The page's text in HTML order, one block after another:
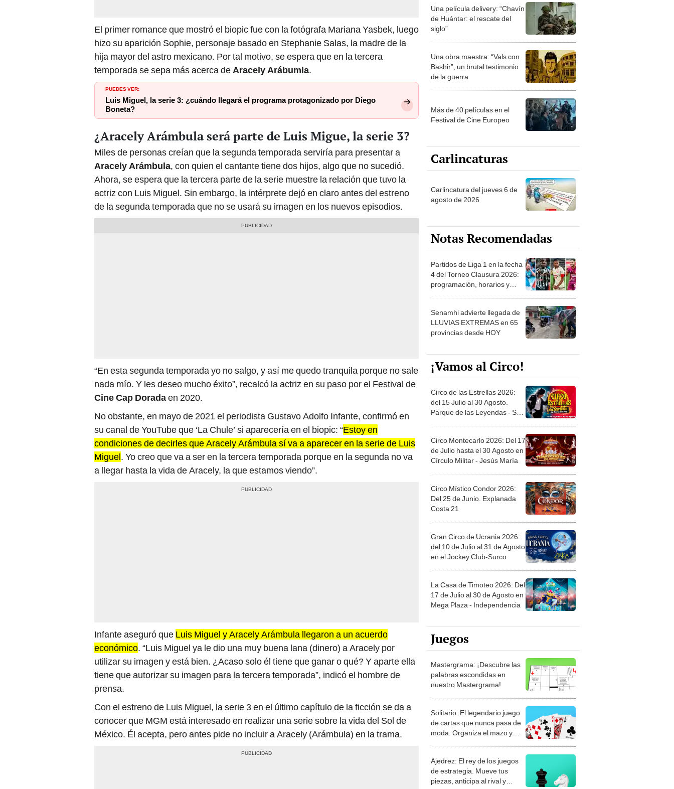
El primer romance que mostró el biopic fue con la fotógrafa Mariana Yasbek, luego
hizo su aparición Sophie, personaje basado en Stephanie Salas, la madre de la
hija mayor del astro mexicano. Por tal motivo, se espera que en la tercera
temporada se sepa más acerca de Aracely Arábumla.
PUEDES VER:
Luis Miguel, la serie 3: ¿cuándo llegará el programa protagonizado por Diego
Boneta?
¿Aracely Arámbula será parte de Luis Migue, la serie 3?
Miles de personas creían que la segunda temporada serviría para presentar a
Aracely Arámbula, con quien el cantante tiene dos hijos, algo que no sucedió.
Ahora, se espera que la tercera parte de la serie muestre la relación que tuvo la
actriz con Luis Miguel. Sin embargo, la intérprete dejó en claro antes del estreno
de la segunda temporada que no se usará su imagen en los nuevos episodios.
“En esta segunda temporada yo no salgo, y así me quedo tranquila porque no sale
nada mío. Y les deseo mucho éxito”, recalcó la actriz en su paso por el Festival de
Cine Cap Doradaen 2020.
No obstante, en mayo de 2021 el periodista Gustavo Adolfo Infante, confirmó en
su canal de YouTube que ‘La Chule’ si aparecería en el biopic: “Estoy en
condiciones de decirles que Aracely Arámbula sí va a aparecer en la serie de Luis
Miguel. Yo creo que va a ser en la tercera temporada porque en la segunda no va
a llegar hasta la vida de Aracely, la que estamos viendo”.
Infante aseguró que Luis Miguel y Aracely Arámbula llegaron a un acuerdo
económico. “Luis Miguel ya le dio una muy buena lana (dinero) a Aracely por
utilizar su imagen y está bien. ¿Acaso solo él tiene que ganar o qué? Y aparte ella
tiene que autorizar su imagen para la tercera temporada”, indicó el hombre de
prensa.
Con el estreno de Luis Miguel, la serie 3 en el último capítulo de la ficción se da a
conocer que MGM está interesado en realizar una serie sobre la vida del Sol de
México. Él acepta, pero antes pide no incluir a Aracely (Arámbula) en la trama.
Una película delivery: “Chavín
de Huántar: el rescate del
siglo”
Una obra maestra: “Vals con
Bashir”, un brutal testimonio
de la guerra
Más de 40 películas en el
Festival de Cine Europeo
Carlincaturas
Carlincatura del jueves 6 de
agosto de 2026
Notas Recomendadas
Partidos de Liga 1 en la fecha
4 del Torneo Clausura 2026:
programación, horarios y
Senamhi advierte llegada de
LLUVIAS EXTREMAS en 65
provincias desde HOY
¡Vamos al Circo!
Circo de las Estrellas 2026:
del 15 Julio al 30 Agosto.
Parque de las Leyendas - San
Circo Montecarlo 2026: Del 17
de Julio hasta el 30 Agosto en
Círculo Militar - Jesús María
Circo Místico Condor 2026:
Del 25 de Junio. Explanada
Costa 21
Gran Circo de Ucrania 2026:
del 10 de Julio al 31 de Agosto
en el Jockey Club-Surco
La Casa de Timoteo 2026: Del
17 de Julio al 30 de Agosto en
Mega Plaza - Independencia
Juegos
Mastergrama: ¡Descubre las
palabras escondidas en
nuestro Mastergrama!
Solitario: El legendario juego
de cartas que nunca pasa de
moda. Organiza el mazo y
Ajedrez: El rey de los juegos
de estrategia. Mueve tus
piezas, anticipa al rival y